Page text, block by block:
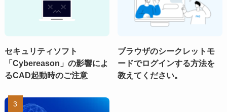
セキュリティソフト
「Cybereason」の影響によ
るCAD起動時のご注意
ブラウザのシークレットモ
ードでログインする方法を
教えてください。